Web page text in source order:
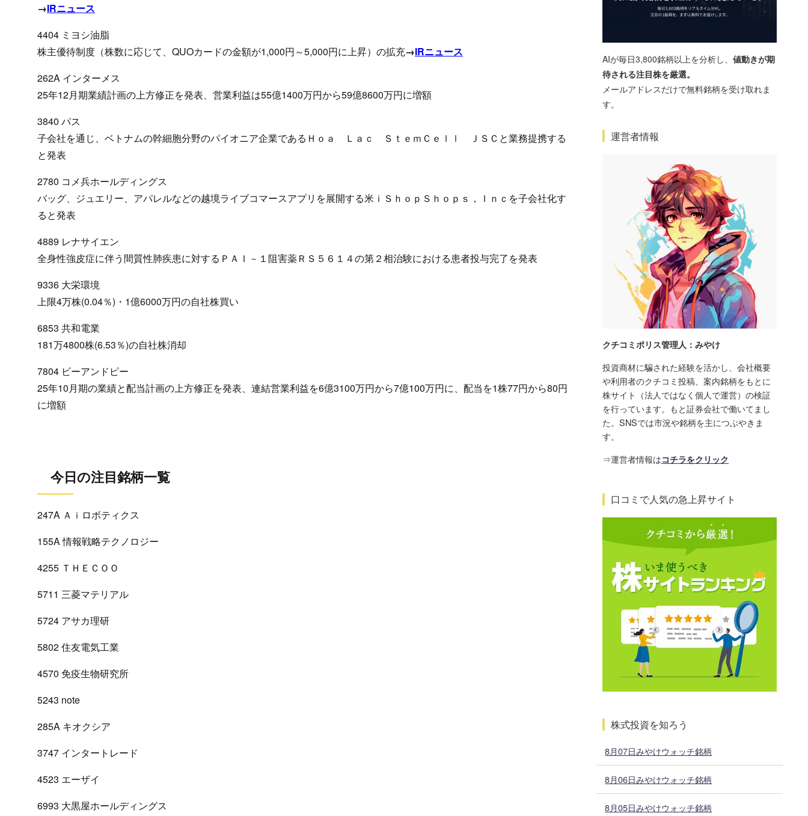
→IRニュース
4404 ミヨシ油脂
株主優待制度（株数に応じて、QUOカードの金額が1,000円～5,000円に上昇）の拡充→IRニュース
262A インターメス
25年12月期業績計画の上方修正を発表、営業利益は55億1400万円から59億8600万円に増額
3840 パス
子会社を通じ、ベトナムの幹細胞分野のパイオニア企業であるＨｏａ Ｌａｃ ＳｔｅｍＣｅｌｌ ＪＳＣと業務提携する
と発表
2780 コメ兵ホールディングス
バッグ、ジュエリー、アパレルなどの越境ライブコマースアプリを展開する米ｉＳｈｏｐＳｈｏｐｓ，Ｉｎｃを子会社化す
ると発表
4889 レナサイエン
全身性強皮症に伴う間質性肺疾患に対するＰＡＩ－１阻害薬ＲＳ５６１４の第２相治験における患者投与完了を発表
9336 大栄環境
上限4万株(0.04％)・1億6000万円の自社株買い
6853 共和電業
181万4800株(6.53％)の自社株消却
7804 ビーアンドピー
25年10月期の業績と配当計画の上方修正を発表、連結営業利益を6億3100万円から7億100万円に、配当を1株77円から80円
に増額
今日の注目銘柄一覧
247A Ａｉロボティクス
155A 情報戦略テクノロジー
4255 ＴＨＥＣＯＯ
5711 三菱マテリアル
5724 アサカ理研
5802 住友電気工業
4570 免疫生物研究所
5243 note
285A キオクシア
3747 インタートレード
4523 エーザイ
6993 大黒屋ホールディングス
AIが毎日3,800銘柄以上を分析し、 値動きが期
待される注目株を厳選。
メールアドレスだけで無料銘柄を受け取れま
す。
運営者情報
クチコミポリス管理人：みやけ
投資商材に騙された経験を活かし、会社概要
や利用者のクチコミ投稿、案内銘柄をもとに
株サイト（法人ではなく個人で運営）の検証
を行っています。もと証券会社で働いてまし
た。SNSでは市況や銘柄を主につぶやきま
す。
⇒運営者情報はコチラをクリック
口コミで人気の急上昇サイト
株式投資を知ろう
8月07日みやけウォッチ銘柄
8月06日みやけウォッチ銘柄
8月05日みやけウォッチ銘柄